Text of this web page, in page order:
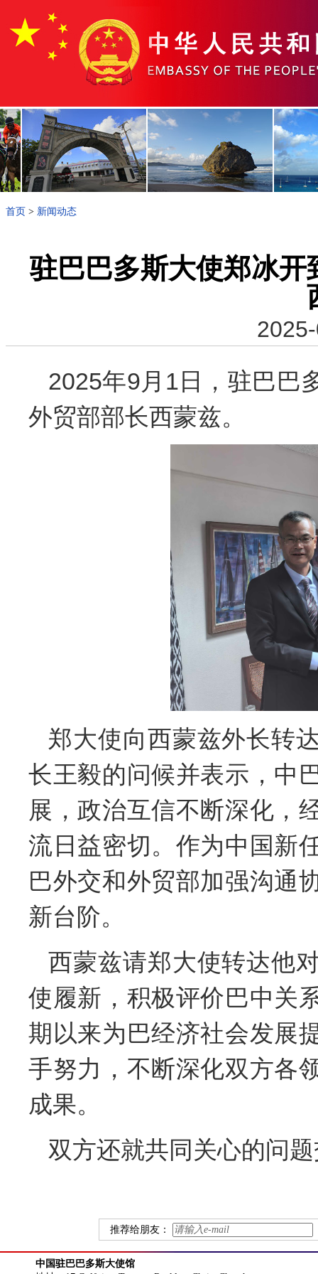
首页 > 新闻动态
驻巴巴多斯大使郑冰
2025年9月1日，驻巴巴
外贸部部长西蒙兹。
郑大使向西蒙兹外长转
长王毅的问候并表示，中
展，政治互信不断深化，
流日益密切。作为中国新
巴外交和外贸部加强沟通
新台阶。
西蒙兹请郑大使转达他
使履新，积极评价巴中关
期以来为巴经济社会发展
手努力，不断深化双方各
成果。
双方还就共同关心的问
推荐给朋友：
中国驻巴巴多斯大使馆